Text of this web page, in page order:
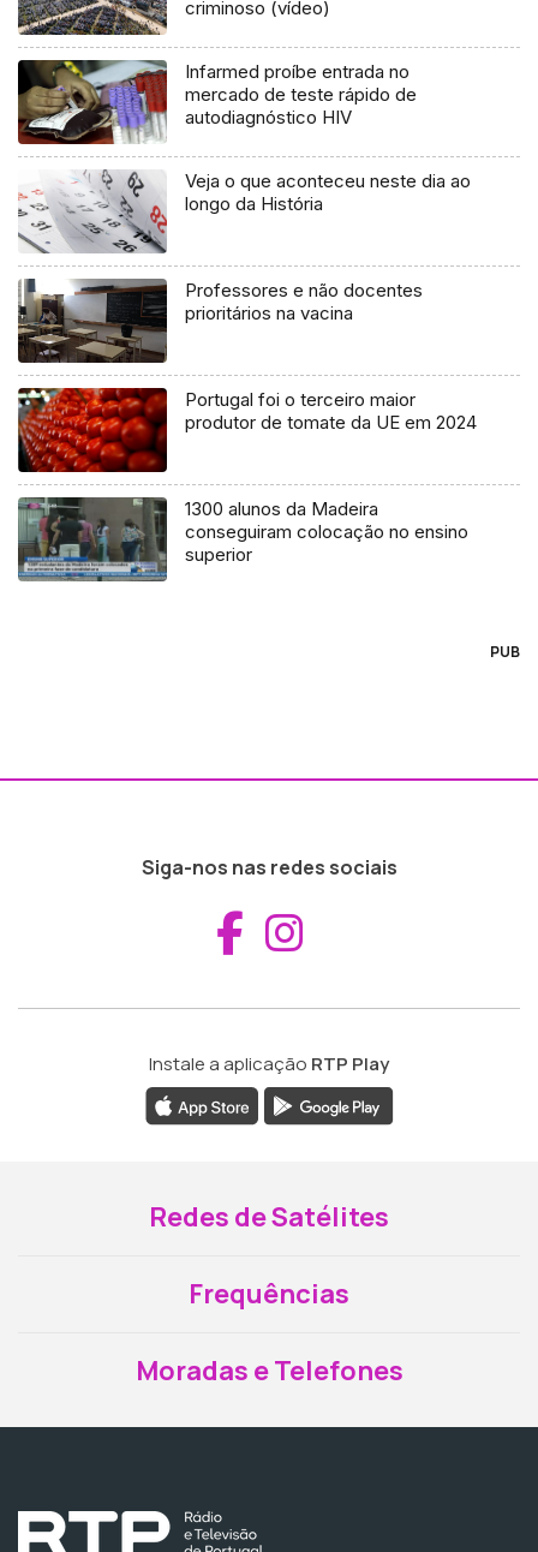
criminoso (vídeo)
Infarmed proíbe entrada no
mercado de teste rápido de
autodiagnóstico HIV
Veja o que aconteceu neste dia ao
longo da História
Professores e não docentes
prioritários na vacina
Portugal foi o terceiro maior
produtor de tomate da UE em 2024
1300 alunos da Madeira
conseguiram colocação no ensino
superior
PUB
Siga-nos nas redes sociais
Aceder ao
Instale a aplicação RTP Play
Redes de Satélites
Frequências
Moradas e Telefones